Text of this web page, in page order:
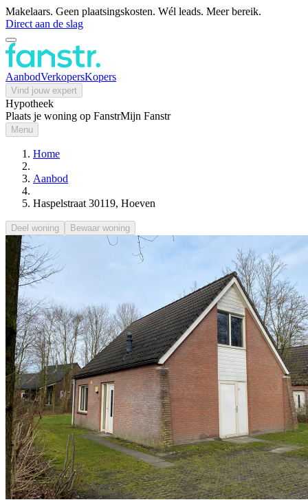
Makelaars. Geen plaatsingskosten. Wél leads. Meer bereik.
Direct aan de slag
AanbodVerkopersKopers
Vind jouw expert
Hypotheek
Plaats je woning op FanstrMijn Fanstr
Menu
Home
Aanbod
Haspelstraat 30119, Hoeven
Deel woning Bewaar woning